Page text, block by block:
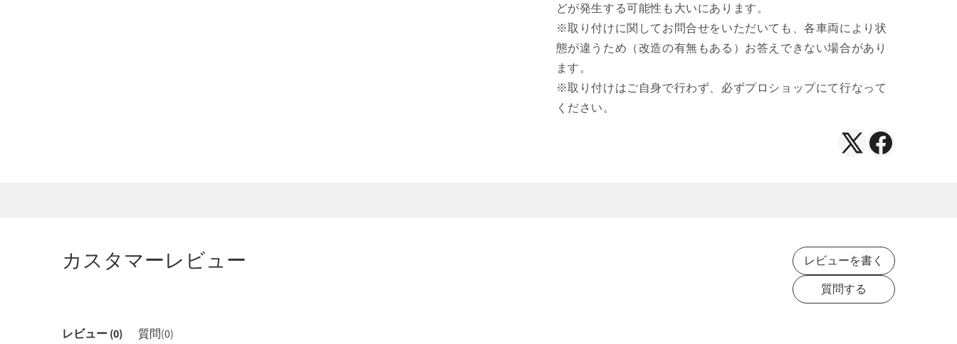
どが発生する可能性も大いにあります。
※取り付けに関してお問合せをいただいても、各車両により状
態が違うため（改造の有無もある）お答えできない場合があり
ます。
※取り付けはご自身で行わず、必ずプロショップにて行なって
ください。
X（Twitter）
Facebook
カスタマーレビュー レビューを書く
質問する
レビュー (0) 質問(0)